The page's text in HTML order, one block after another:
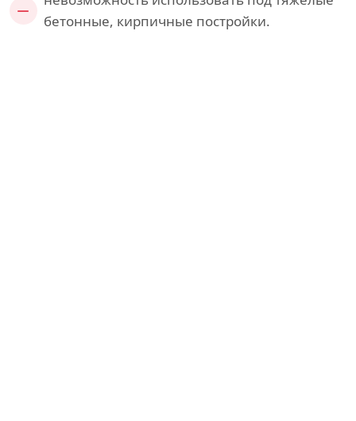
бетонные, кирпичные постройки.